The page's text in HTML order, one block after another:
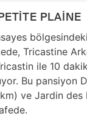
PLAİNE
Tricastine
ile 10
Bu pansiyon
ve Jardin des